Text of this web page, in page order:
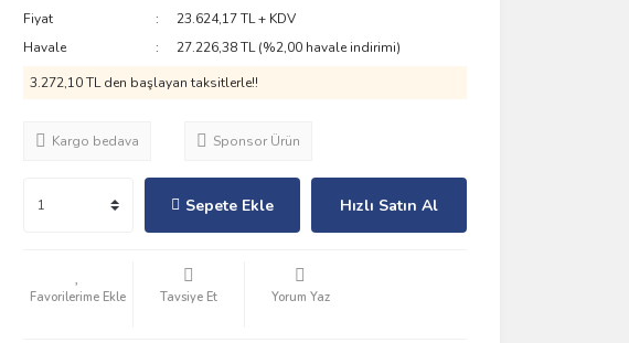
Fiyat
23.624,17 TL + KDV
Havale
27.226,38 TL (%2,00 havale indirimi)
3.272,10 TL den başlayan taksitlerle!!
Kargo bedava Sponsor Ürün
Sepete Ekle Hızlı Satın Al
Tavsiye Et Yorum Yaz